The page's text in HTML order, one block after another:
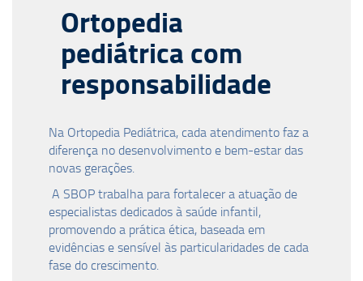
Ortopedia
pediátrica com
responsabilidade
Na Ortopedia Pediátrica, cada atendimento faz a
diferença no desenvolvimento e bem-estar das
novas gerações.
A SBOP trabalha para fortalecer a atuação de
especialistas dedicados à saúde infantil,
promovendo a prática ética, baseada em
evidências e sensível às particularidades de cada
fase do crescimento.